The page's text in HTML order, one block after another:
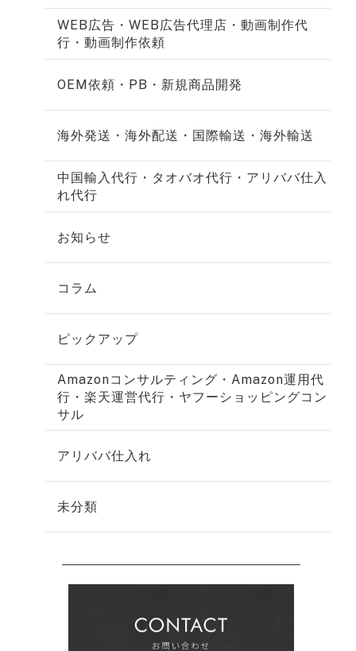
WEB広告・WEB広告代理店・動画制作代
行・動画制作依頼
OEM依頼・PB・新規商品開発
海外発送・海外配送・国際輸送・海外輸送
中国輸入代行・タオバオ代行・アリババ仕入
れ代行
お知らせ
コラム
ピックアップ
Amazonコンサルティング・Amazon運用代
行・楽天運営代行・ヤフーショッピングコン
サル
アリババ仕入れ
未分類